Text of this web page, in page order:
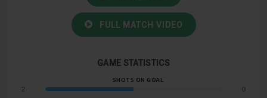
FULL MATCH VIDEO
GAME STATISTICS
SHOTS ON GOAL
2 0